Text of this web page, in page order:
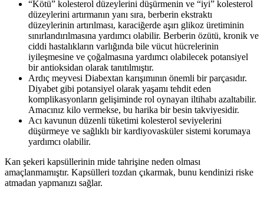
“Kötü” kolesterol düzeylerini düşürmenin ve “iyi” kolesterol
düzeylerini artırmanın yanı sıra, berberin ekstraktı
düzeylerinin artırılması, karaciğerde aşırı glikoz üretiminin
sınırlandırılmasına yardımcı olabilir. Berberin özütü, kronik ve
ciddi hastalıkların varlığında bile vücut hücrelerinin
iyileşmesine ve çoğalmasına yardımcı olabilecek potansiyel
bir antioksidan olarak tanıtılmıştır.
Ardıç meyvesi Diabextan karışımının önemli bir parçasıdır.
Diyabet gibi potansiyel olarak yaşamı tehdit eden
komplikasyonların gelişiminde rol oynayan iltihabı azaltabilir.
Amacınız kilo vermekse, bu harika bir besin takviyesidir.
Acı kavunun düzenli tüketimi kolesterol seviyelerini
düşürmeye ve sağlıklı bir kardiyovasküler sistemi korumaya
yardımcı olabilir.
Kan şekeri kapsüllerinin mide tahrişine neden olması
amaçlanmamıştır. Kapsülleri tozdan çıkarmak, bunu kendinizi riske
atmadan yapmanızı sağlar.